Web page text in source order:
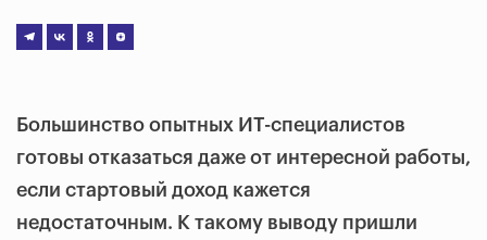
Большинство опытных ИТ-специалистов
готовы отказаться даже от интересной работы,
если стартовый доход кажется
недостаточным. К такому выводу пришли